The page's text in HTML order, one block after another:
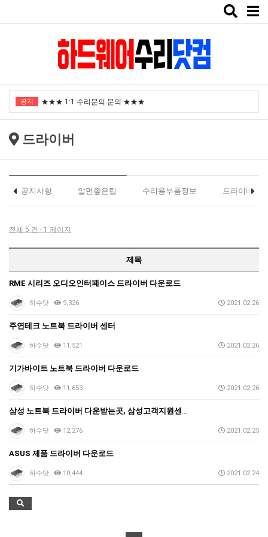
Toggle
공지 ★★★ 1:1 수리문의 문의 ★★★
2024년 한가위 휴일 안내
"노트북부서" 1월 임시휴가 안내
2025년 8월 휴가안내입니다.
2024년 한가위 휴일 안내
택배비인상안내
드라이버
공지사항 알면좋은팁 수리용부품정보 드라이버
전체 5 건 - 1 페이지
제목
RME 시리즈 오디오인터페이스 드라이버 다운로드
하수닷 9,326 2021.02.26
주연테크 노트북 드라이버 센터
하수닷 11,521 2021.02.26
기가바이트 노트북 드라이버 다운로드
하수닷 11,653 2021.02.26
삼성 노트북 드라이버 다운받는곳, 삼성고객지원센터
하수닷 12,276 2021.02.25
ASUS 제품 드라이버 다운로드
하수닷 10,444 2021.02.24